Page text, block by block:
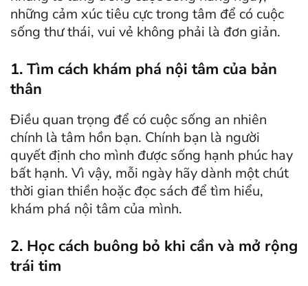
những cảm xúc tiêu cực trong tâm để có cuộc
sống thư thái, vui vẻ không phải là đơn giản.
1. Tìm cách khám phá nội tâm của bản
thân
Điều quan trọng để có cuộc sống an nhiên
chính là tâm hồn bạn. Chính bạn là người
quyết định cho mình được sống hạnh phúc hay
bất hạnh. Vì vậy, mỗi ngày hãy dành một chút
thời gian thiền hoặc đọc sách để tìm hiểu,
khám phá nội tâm của mình.
2. Học cách buông bỏ khi cần và mở rộng
trái tim